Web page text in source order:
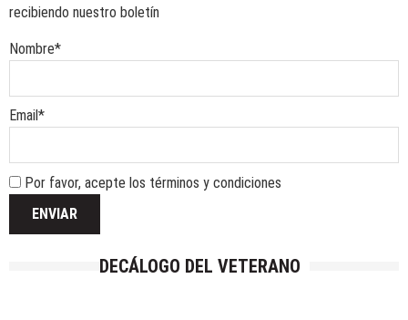
recibiendo nuestro boletín
Nombre*
Email*
Por favor, acepte los términos y condiciones
DECÁLOGO DEL VETERANO